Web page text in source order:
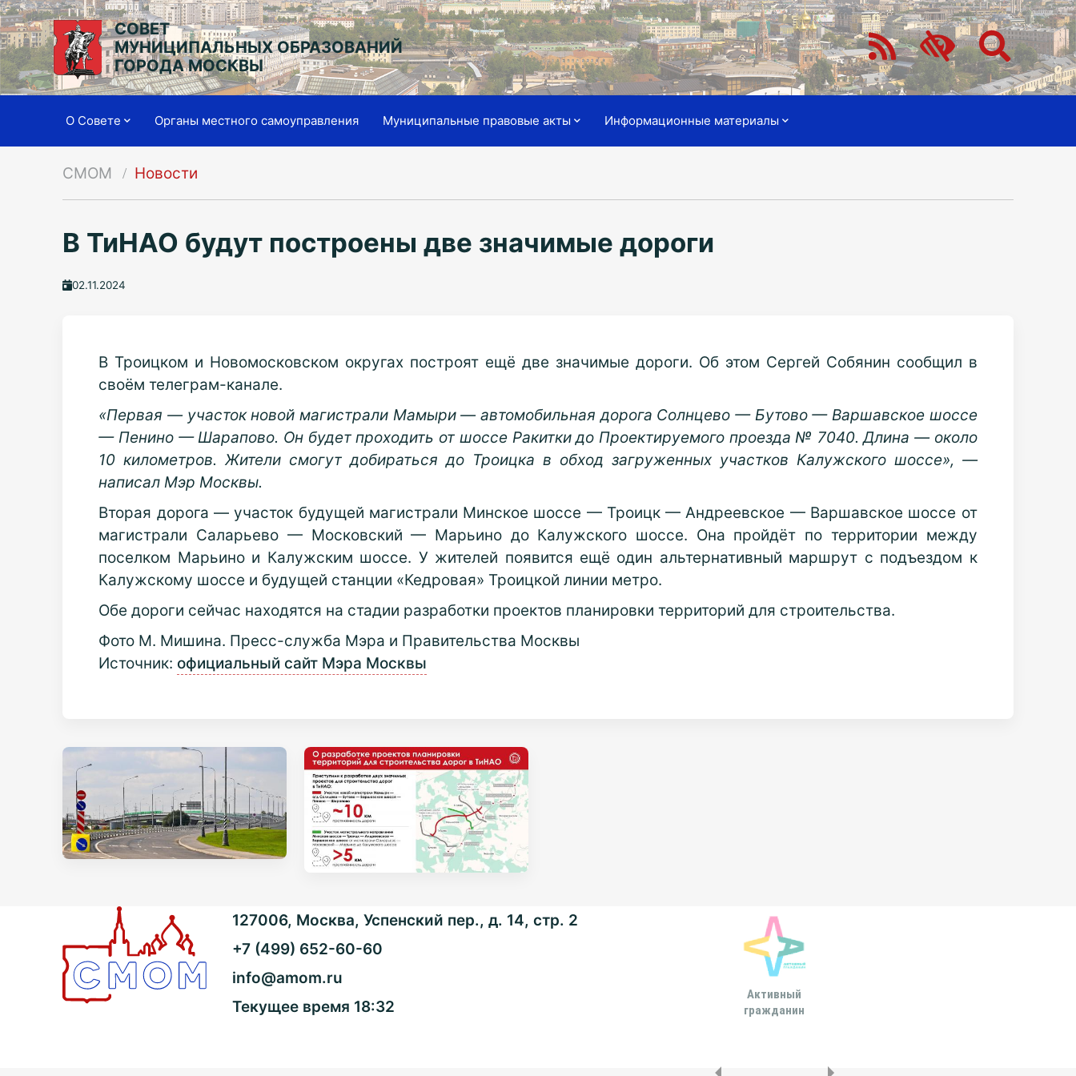
СОВЕТ
МУНИЦИПАЛЬНЫХ ОБРАЗОВАНИЙ
ГОРОДА МОСКВЫ
О Совете Органы местного самоуправления Муниципальные правовые акты Информационные материалы
СМОМ Новости
В ТиНАО будут построены две значимые дороги
02.11.2024
В Троицком и Новомосковском округах построят ещё две значимые дороги. Об этом Сергей Собянин сообщил в
своём телеграм-канале.
«Первая — участок новой магистрали Мамыри — автомобильная дорога Солнцево — Бутово — Варшавское шоссе
— Пенино — Шарапово. Он будет проходить от шоссе Ракитки до Проектируемого проезда № 7040. Длина — около
10 километров. Жители смогут добираться до Троицка в обход загруженных участков Калужского шоссе», —
написал Мэр Москвы.
Вторая дорога — участок будущей магистрали Минское шоссе — Троицк — Андреевское — Варшавское шоссе от
магистрали Саларьево — Московский — Марьино до Калужского шоссе. Она пройдёт по территории между
поселком Марьино и Калужским шоссе. У жителей появится ещё один альтернативный маршрут с подъездом к
Калужскому шоссе и будущей станции «Кедровая» Троицкой линии метро.
Обе дороги сейчас находятся на стадии разработки проектов планировки территорий для строительства.
Фото М. Мишина. Пресс-служба Мэра и Правительства Москвы
Источник: официальный сайт Мэра Москвы
127006, Москва, Успенский пер., д. 14, стр. 2
+7 (499) 652-60-60
info@amom.ru
Текущее время 18:32
Активный
гражданин